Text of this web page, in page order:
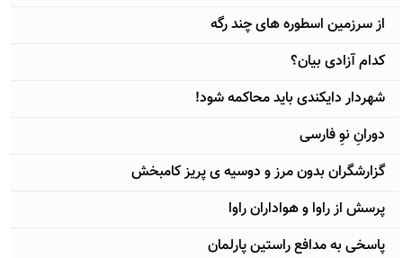
از سرزمين اسطوره های چند رگه
کدام آزادی بيان؟
شهردار دايکندی بايد محاکمه شود!
دورانِ نوِ فارسی
گزارشگران بدون مرز و دوسيه ی پريز کامبخش
پرسش از راوا و هواداران راوا
پاسخی به مدافع راستين پارلمان